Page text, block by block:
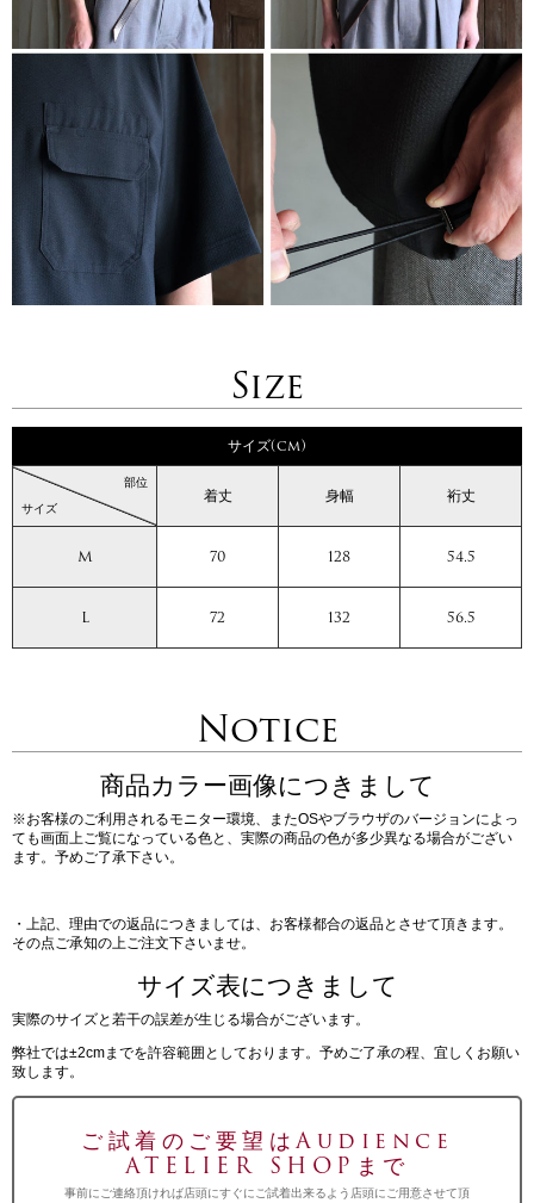
Size
サイズ(cm)
サイズ
部位
着丈 身幅 裄丈
M 70 128 54.5
L 72 132 56.5
Notice
商品カラー画像につきまして
※お客様のご利用されるモニター環境、またOSやブラウザのバージョンによっ
ても画面上ご覧になっている色と、実際の商品の色が多少異なる場合がござい
ます。予めご了承下さい。
・上記、理由での返品につきましては、お客様都合の返品とさせて頂きます。
その点ご承知の上ご注文下さいませ。
サイズ表につきまして
実際のサイズと若干の誤差が生じる場合がございます。
弊社では±2cmまでを許容範囲としております。予めご了承の程、宜しくお願い
致します。
ご試着のご要望はAudience
ATELIER SHOPまで
事前にご連絡頂ければ店頭にすぐにご試着出来るよう店頭にご用意させて頂